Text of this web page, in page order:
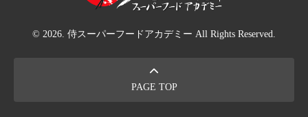
© 2026. 侍スーパーフードアカデミー All Rights Reserved.
PAGE TOP